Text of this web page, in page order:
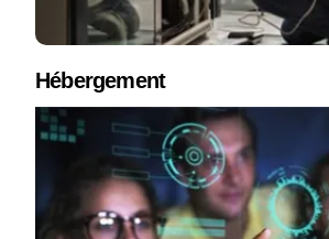
Hébergement